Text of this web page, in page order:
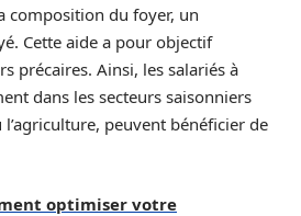
composition du foyer, un
Cette aide a pour objectif
précaires. Ainsi, les salariés à
dans les secteurs saisonniers
peuvent bénéficier de
optimiser votre